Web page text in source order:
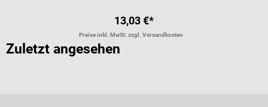
13,03 €*
Preise inkl. MwSt. zzgl. Versandkosten
Zuletzt angesehen